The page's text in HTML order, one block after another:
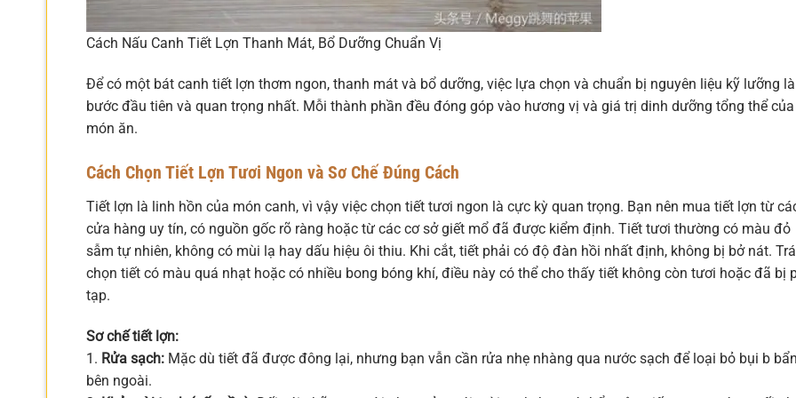
Cách Nấu Canh Tiết Lợn Thanh Mát, Bổ Dưỡng Chuẩn Vị
Để có một bát canh tiết lợn thơm ngon, thanh mát và bổ dưỡng, việc lựa chọn và chuẩn bị nguyên liệu kỹ lưỡng là
bước đầu tiên và quan trọng nhất. Mỗi thành phần đều đóng góp vào hương vị và giá trị dinh dưỡng tổng thể của
món ăn.
Cách Chọn Tiết Lợn Tươi Ngon và Sơ Chế Đúng Cách
Tiết lợn là linh hồn của món canh, vì vậy việc chọn tiết tươi ngon là cực kỳ quan trọng. Bạn nên mua tiết lợn từ
cửa hàng uy tín, có nguồn gốc rõ ràng hoặc từ các cơ sở giết mổ đã được kiểm định. Tiết tươi thường có màu đỏ
sẫm tự nhiên, không có mùi lạ hay dấu hiệu ôi thiu. Khi cắt, tiết phải có độ đàn hồi nhất định, không bị bở nát.
chọn tiết có màu quá nhạt hoặc có nhiều bong bóng khí, điều này có thể cho thấy tiết không còn tươi hoặc đã bị
tạp.
Sơ chế tiết lợn:
1. Rửa sạch: Mặc dù tiết đã được đông lại, nhưng bạn vẫn cần rửa nhẹ nhàng qua nước sạch để loại bỏ bụi b bẩn
bên ngoài.